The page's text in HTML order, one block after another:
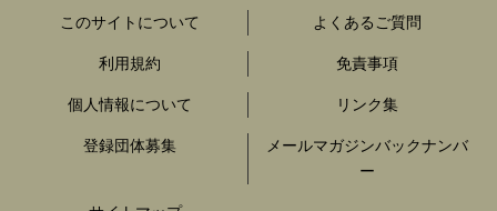
このサイトについて よくあるご質問
利用規約 免責事項
個人情報について リンク集
登録団体募集
メールマガジンバックナンバ
ー